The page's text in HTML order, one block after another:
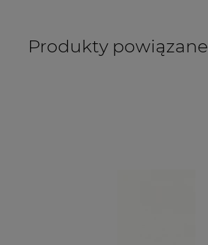
Produkty powiązane